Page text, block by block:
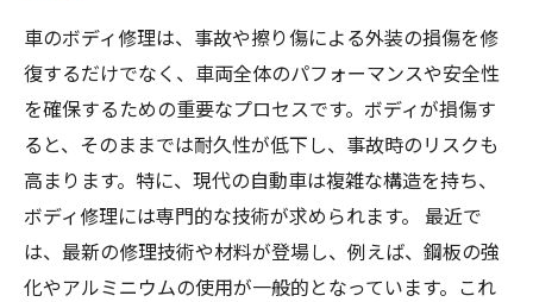
車のボディ修理は、事故や擦り傷による外装の損傷を修
復するだけでなく、車両全体のパフォーマンスや安全性
を確保するための重要なプロセスです。ボディが損傷す
ると、そのままでは耐久性が低下し、事故時のリスクも
高まります。特に、現代の自動車は複雑な構造を持ち、
ボディ修理には専門的な技術が求められます。 最近で
は、最新の修理技術や材料が登場し、例えば、鋼板の強
化やアルミニウムの使用が一般的となっています。これ